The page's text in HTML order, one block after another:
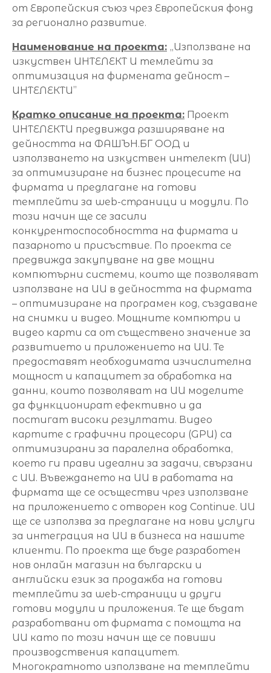
от Европейския съюз чрез Европейския фонд
за регионално развитие.
Наименование на проекта: „Използване на
изкуствен ИНТЕЛЕКТ И темлейти за
оптимизация на фирмената дейност –
ИНТЕЛЕКТИ”
Кратко описание на проекта: Проект
ИНТЕЛЕКТИ предвижда разширяване на
дейността на ФАШЪН.БГ ООД и
използването на изкуствен интелект (ИИ)
за оптимизиране на бизнес процесите на
фирмата и предлагане на готови
темплейти за web-страници и модули. По
този начин ще се засили
конкурентоспособността на фирмата и
пазарното и присъствие. По проекта се
предвижда закупуване на две мощни
компютърни системи, които ще позволяват
използване на ИИ в дейността на фирмата
– оптимизиране на програмен код, създаване
на снимки и видео. Мощните компютри и
видео карти са от съществено значение за
развитието и приложението на ИИ. Те
предоставят необходимата изчислителна
мощност и капацитет за обработка на
данни, които позволяват на ИИ моделите
да функционират ефективно и да
постигат високи резултати. Видео
картите с графични процесори (GPU) са
оптимизирани за паралелна обработка,
което ги прави идеални за задачи, свързани
с ИИ. Въвеждането на ИИ в работата на
фирмата ще се осъществи чрез използване
на приложението с отворен код Continue. ИИ
ще се използва за предлагане на нови услуги
за интеграция на ИИ в бизнеса на нашите
клиенти. По проекта ще бъде разработен
нов онлайн магазин на български и
английски език за продажба на готови
темплейти за web-страници и други
готови модули и приложения. Те ще бъдат
разработвани от фирмата с помощта на
ИИ като по този начин ще се повиши
производствения капацитет.
Многократното използване на темплейти